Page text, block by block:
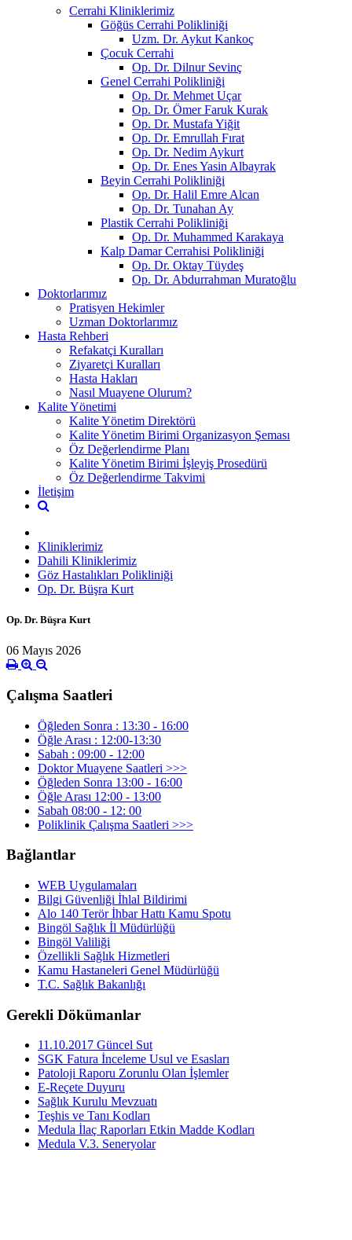
Cerrahi Kliniklerimiz
Göğüs Cerrahi Polikliniği
Uzm. Dr. Aykut Kankoç
Çocuk Cerrahi
Op. Dr. Dilnur Sevinç
Genel Cerrahi Polikliniği
Op. Dr. Mehmet Uçar
Op. Dr. Ömer Faruk Kurak
Op. Dr. Mustafa Yiğit
Op. Dr. Emrullah Fırat
Op. Dr. Nedim Aykurt
Op. Dr. Enes Yasin Albayrak
Beyin Cerrahi Polikliniği
Op. Dr. Halil Emre Alcan
Op. Dr. Tunahan Ay
Plastik Cerrahi Polikliniği
Op. Dr. Muhammed Karakaya
Kalp Damar Cerrahisi Polikliniği
Op. Dr. Oktay Tüydeş
Op. Dr. Abdurrahman Muratoğlu
Doktorlarımız
Pratisyen Hekimler
Uzman Doktorlarımız
Hasta Rehberi
Refakatçi Kuralları
Ziyaretçi Kuralları
Hasta Hakları
Nasıl Muayene Olurum?
Kalite Yönetimi
Kalite Yönetim Direktörü
Kalite Yönetim Birimi Organizasyon Şeması
Öz Değerlendirme Planı
Kalite Yönetim Birimi İşleyiş Prosedürü
Öz Değerlendirme Takvimi
İletişim
Kliniklerimiz
Dahili Kliniklerimiz
Göz Hastalıkları Polikliniği
Op. Dr. Büşra Kurt
Op. Dr. Büşra Kurt
06 Mayıs 2026
Çalışma Saatleri
Öğleden Sonra : 13:30 - 16:00
Öğle Arası : 12:00-13:30
Sabah : 09:00 - 12:00
Doktor Muayene Saatleri >>>
Öğleden Sonra 13:00 - 16:00
Öğle Arası 12:00 - 13:00
Sabah 08:00 - 12: 00
Poliklinik Çalışma Saatleri >>>
Bağlantlar
WEB Uygulamaları
Bilgi Güvenliği İhlal Bildirimi
Alo 140 Terör İhbar Hattı Kamu Spotu
Bingöl Sağlık İl Müdürlüğü
Bingöl Valiliği
Özellikli Sağlık Hizmetleri
Kamu Hastaneleri Genel Müdürlüğü
T.C. Sağlık Bakanlığı
Gerekli Dökümanlar
11.10.2017 Güncel Sut
SGK Fatura İnceleme Usul ve Esasları
Patoloji Raporu Zorunlu Olan İşlemler
E-Reçete Duyuru
Sağlık Kurulu Mevzuatı
Teşhis ve Tanı Kodları
Medula İlaç Raporları Etkin Madde Kodları
Medula V.3. Seneryolar